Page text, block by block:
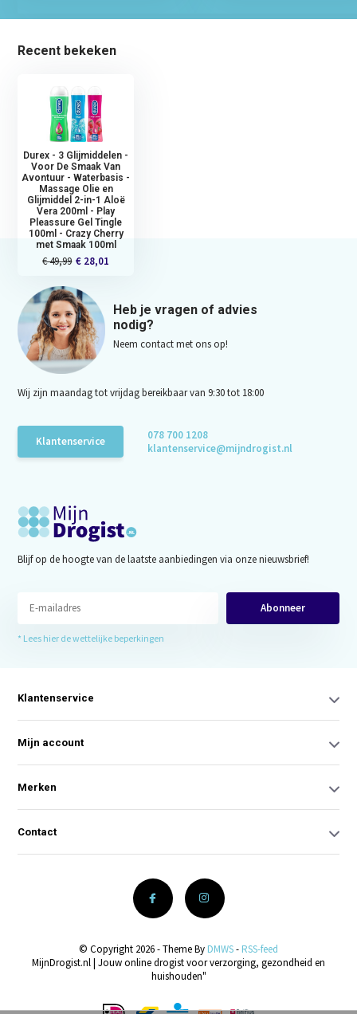
Recent bekeken
Durex - 3 Glijmiddelen -
Voor De Smaak Van
Avontuur - Waterbasis -
Massage Olie en
Glijmiddel 2-in-1 Aloë
Vera 200ml - Play
Pleassure Gel Tingle
100ml - Crazy Cherry
met Smaak 100ml
€ 49,99 € 28,01
Heb je vragen of advies
nodig?
Neem contact met ons op!
Wij zijn maandag tot vrijdag bereikbaar van 9:30 tot 18:00
Klantenservice
078 700 1208
klantenservice@mijndrogist.nl
Blijf op de hoogte van de laatste aanbiedingen via onze nieuwsbrief!
Abonneer
* Lees hier de wettelijke beperkingen
Klantenservice
Mijn account
Merken
Contact
© Copyright 2026 - Theme By DMWS- RSS-feed
MijnDrogist.nl | Jouw online drogist voor verzorging, gezondheid en
huishouden"